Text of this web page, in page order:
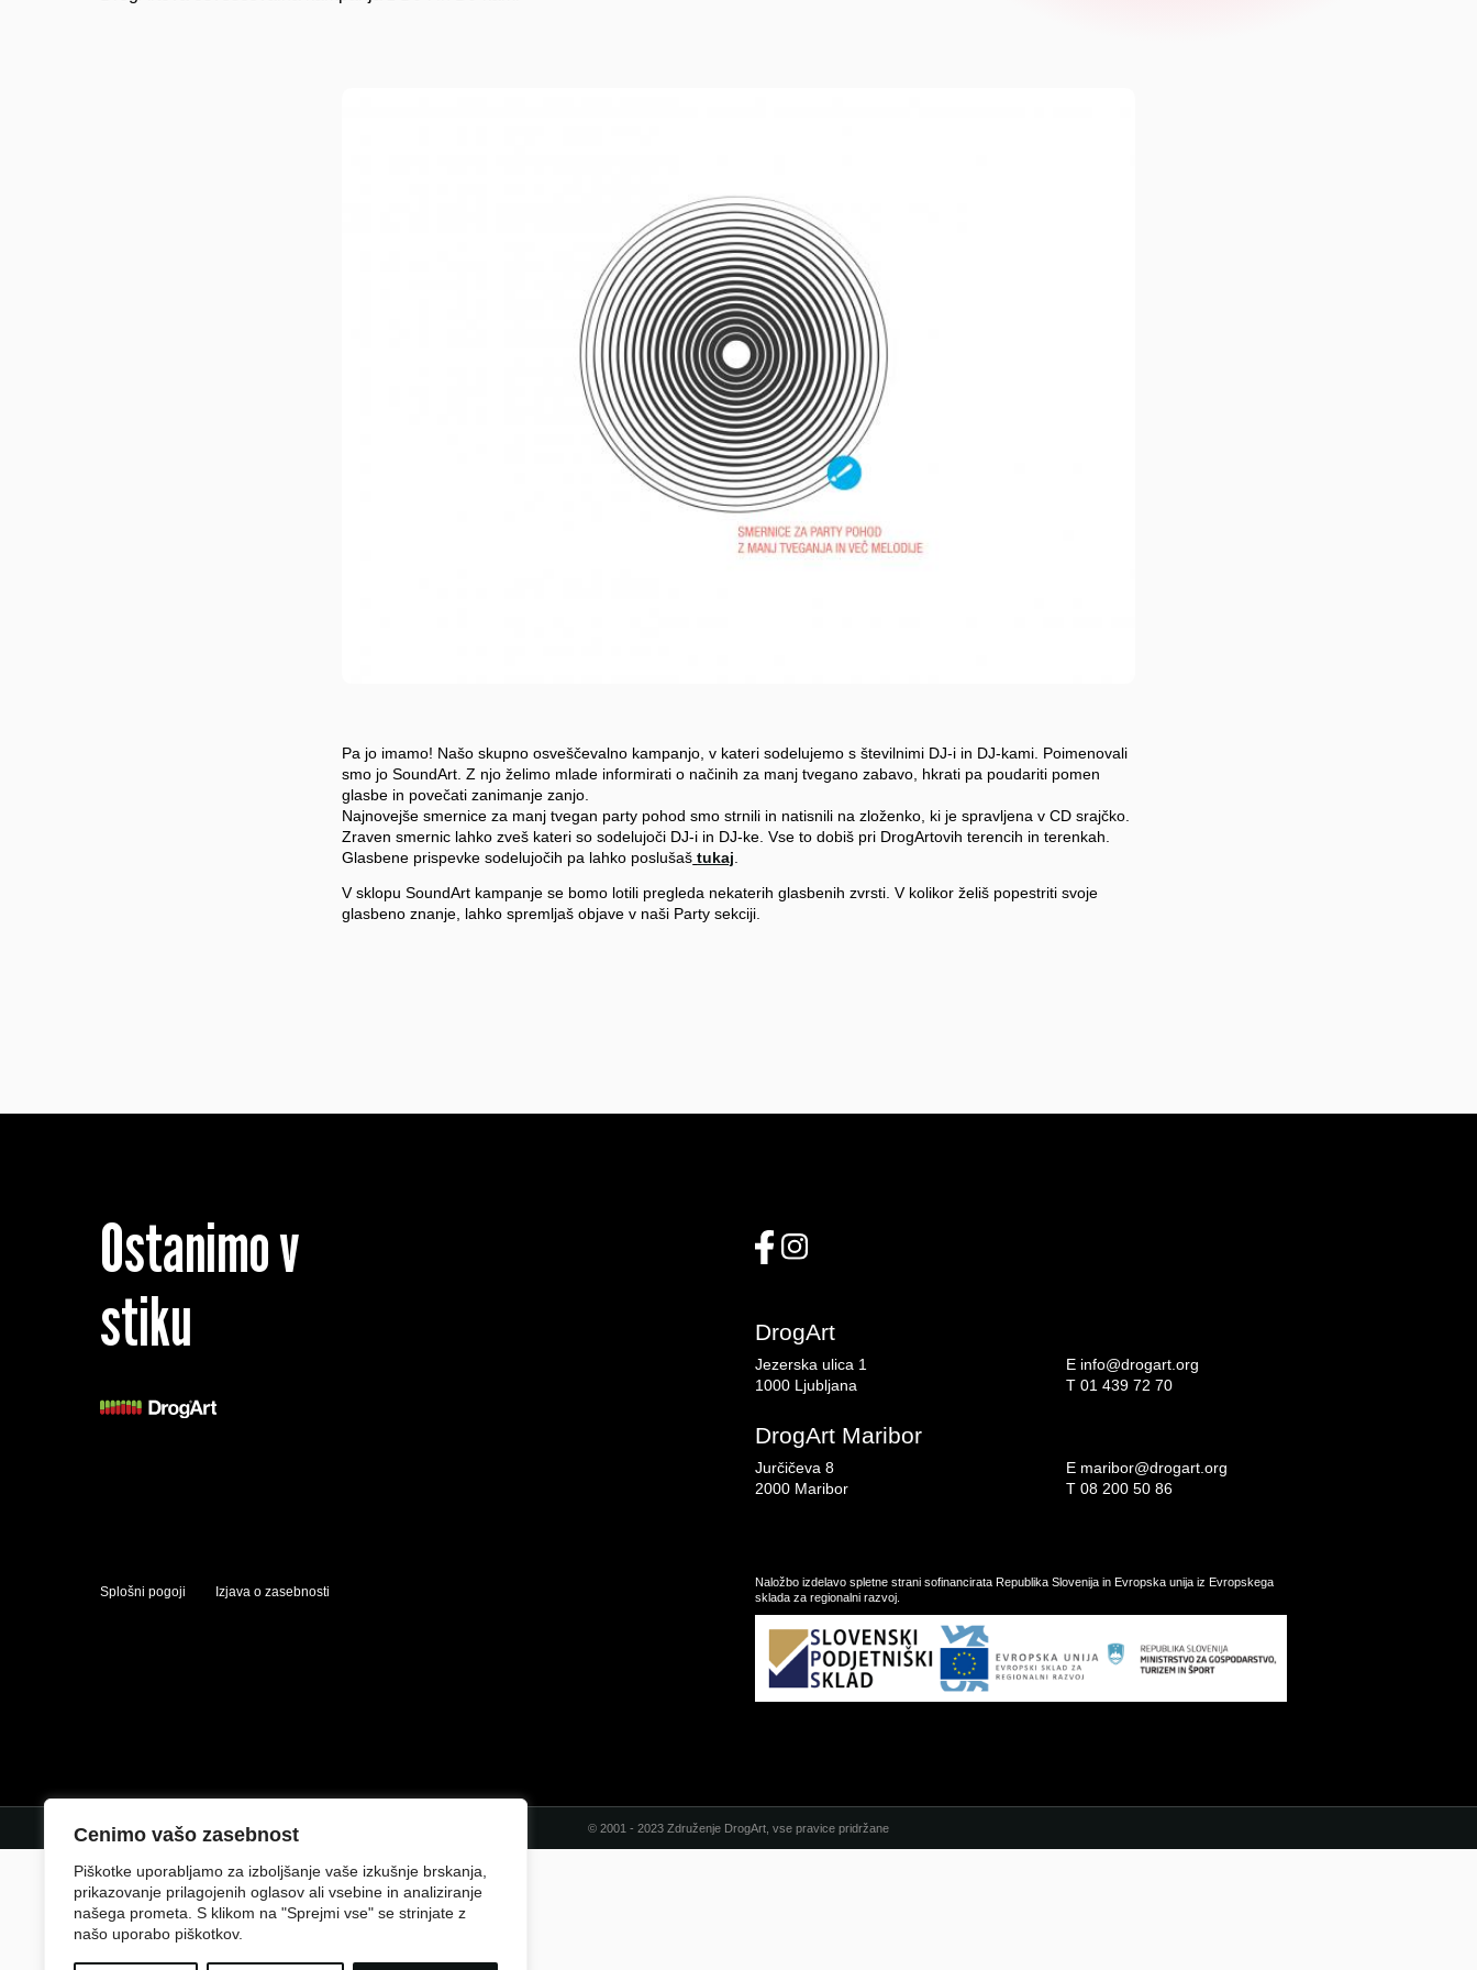
Cenimo vašo zasebnost
Piškotke uporabljamo za izboljšanje vaše izkušnje brskanja,
prikazovanje prilagojenih oglasov ali vsebine in analiziranje
našega prometa. S klikom na "Sprejmi vse" se strinjate z
našo uporabo piškotkov.
Pa jo imamo! Našo skupno osveščevalno kampanjo, v kateri sodelujemo s številnimi DJ-i in DJ-kami. Poimenovali
smo jo SoundArt. Z njo želimo mlade informirati o načinih za manj tvegano zabavo, hkrati pa poudariti pomen
glasbe in povečati zanimanje zanjo.
Najnovejše smernice za manj tvegan party pohod smo strnili in natisnili na zloženko, ki je spravljena v CD srajčko.
Zraven smernic lahko zveš kateri so sodelujoči DJ-i in DJ-ke. Vse to dobiš pri DrogArtovih terencih in terenkah.
Glasbene prispevke sodelujočih pa lahko poslušaš tukaj.
V sklopu SoundArt kampanje se bomo lotili pregleda nekaterih glasbenih zvrsti. V kolikor želiš popestriti svoje
glasbeno znanje, lahko spremljaš objave v naši Party sekciji.
Ostanimo v
stiku
DrogArt
Jezerska ulica 1
1000 Ljubljana
E info@drogart.org
T 01 439 72 70
DrogArt Maribor
Jurčičeva 8
2000 Maribor
E maribor@drogart.org
T 08 200 50 86
Splošni pogoji Izjava o zasebnosti
Naložbo izdelavo spletne strani sofinancirata Republika Slovenija in Evropska unija iz Evropskega
sklada za regionalni razvoj.
© 2001 - 2023 Združenje DrogArt, vse pravice pridržane